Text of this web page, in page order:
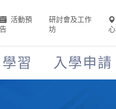
活動預
告
研討會及工作
坊
心
學習 入學申請